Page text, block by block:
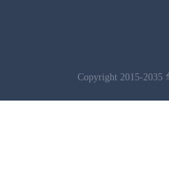
Copyright 2015-